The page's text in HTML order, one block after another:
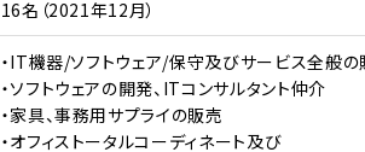
16名（2021年12月）
・IT機器/ソフトウェア/保守及びサービス全般の
・ソフトウェアの開発、ITコンサルタント仲介
・家具、事務⽤サプライの販売
・オフィストータルコーディネート及び